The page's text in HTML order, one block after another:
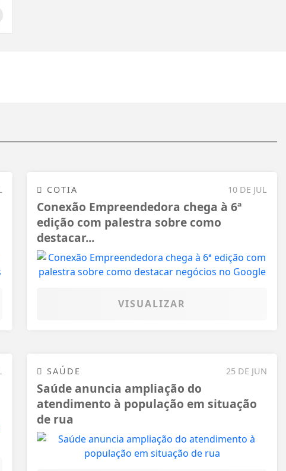
10 DE JUL
COTIA
Conexão Empreendedora chega à 6ª
edição com palestra sobre como
destacar...
VISUALIZAR
25 DE JUN
SAÚDE
Saúde anuncia ampliação do
atendimento à população em situação
de rua